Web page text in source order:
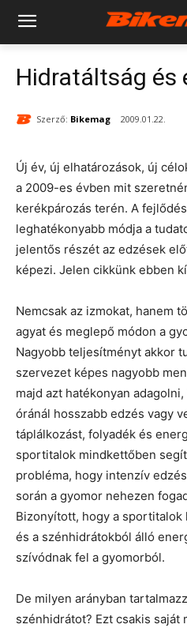
Hidratáltság és
Szerző: Bikemag 2009.01.22.
Új év, új elhatározások, új
a 2009-es évben mit
kerékpározás terén. A
leghatékonyabb módja a
jelentős részét az edzések
képezi. Jelen cikkünk ebben
Nemcsak az izmokat, hanem
agyat és meglepő módon a
Nagyobb teljesítményt akkor
szervezet képes nagyobb
majd azt hatékonyan
óránál hosszabb edzés vagy
táplálkozást, folyadék és
sportitalok mindkettőben
probléma, hogy intenzív
során a gyomor nehezen
Bizonyított, hogy a
és a szénhidrátokból álló
szívódnak fel a gyomorból.
De milyen arányban
szénhidrátot? Ezt csakis